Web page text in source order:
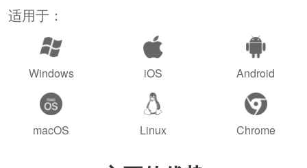
适用于：
Windows iOS Android
macOS Linux Chrome